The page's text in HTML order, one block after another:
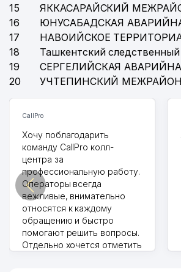
15
ЯККАСАРАЙСКИЙ
16
ЮНУСАБАДСКАЯ
17
НАВОИЙСКОЕ
18
Ташкентский следственный
19
СЕРГЕЛИЙСКАЯ
20
УЧТЕПИНСКИЙ
CallPro
Хочу поблагодарить
команду CallPro колл-
центра за
профессиональную работу.
Операторы всегда
вежливые, внимательно
относятся к каждому
обращению и быстро
помогают решить вопросы.
Отдельно хочется отметить